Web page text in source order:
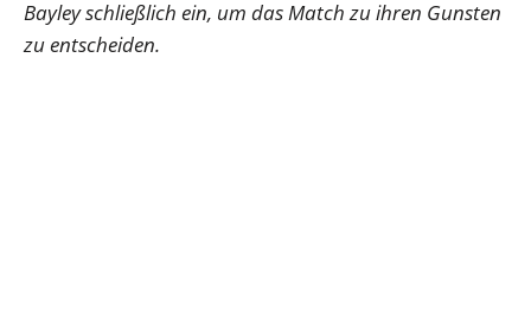
Bayley schließlich ein, um das Match zu ihren Gunsten
zu entscheiden.